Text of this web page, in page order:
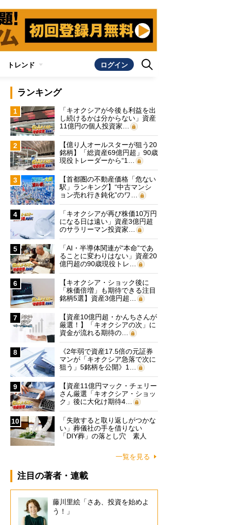
トレンド ログイン
ランキング
1
「キオクシアが今後も利益を出
し続けるかは分からない」資産
11億円の個人投資家…
2
【億り人オールスターが狙う20
銘柄】「総資産69億円超」90歳
現役トレーダーから“1…
3
【首都圏の不動産価格「危ない
駅」ランキング】“中古マンシ
ョン売れ行き鈍化”のワ…
4
「キオクシアが再び株価10万円
になる日は遠い」資産3億円超
のサラリーマン投資家…
5
「AI・半導体関連が“本命”であ
ることに変わりはない」資産20
億円超の90歳現役トレ…
6
【キオクシア・ショック後に
「株価倍増」も期待できる注目
銘柄5選】資産3億円超…
7
【資産10億円超・かんちさんが
厳選！】「キオクシアの次」に
資金が流れる期待の…
8
《2年弱で資産17.5倍の元証券
マンが「キオクシア急落で次に
狙う」5銘柄を公開》1…
9
【資産11億円マック・チェリー
さん厳選「キオクシア・ショッ
ク」後に大化け期待4…
10
「失敗すると取り返しがつかな
い」葬儀社の手を借りない
「DIY葬」の落とし穴 素人
一覧を見る
注目の著者・連載
藤川里絵「さあ、投資を始めよ
う！」